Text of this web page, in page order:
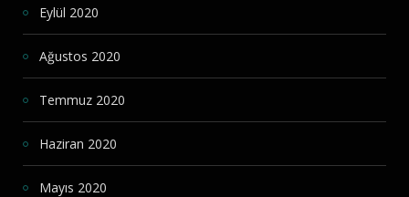
Eylül 2020
Ağustos 2020
Temmuz 2020
Haziran 2020
Mayıs 2020